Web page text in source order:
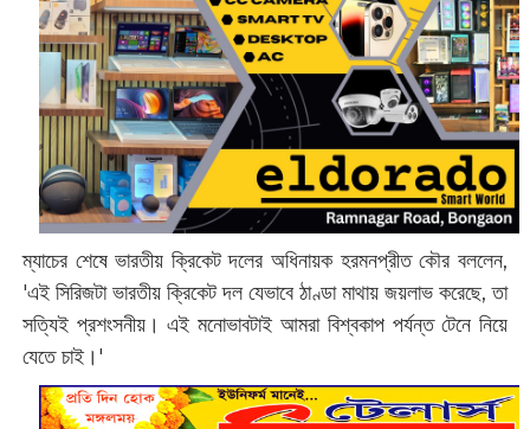
ম্যাচের শেষে ভারতীয় ক্রিকেট দলের অধিনায়ক হরমনপ্রীত কৌর বললেন,
'এই সিরিজটা ভারতীয় ক্রিকেট দল যেভাবে ঠাণ্ডা মাথায় জয়লাভ করেছে, তা
সত্যিই প্রশংসনীয়। এই মনোভাবটাই আমরা বিশ্বকাপ পর্যন্ত টেনে নিয়ে
যেতে চাই।'